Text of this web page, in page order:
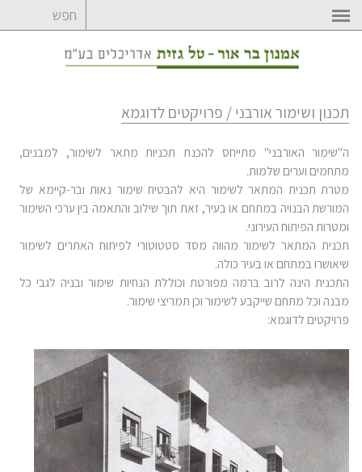
לדלג
לתוכן
תכנון ושימור אורבני / פרויקטים לדוגמא
ה"שימור האורבני" מתייחס להכנת תכניות מתאר לשימור, למבנים,
מתחמים וערים שלמות.
מטרת תכנית המתאר לשימור היא להבטיח שימור נאות ובר-קיימא של
המורשת הבנויה במתחם או בעיר, זאת תוך שילוב והתאמה בין ערכי השימור
ומטרות הפיתוח העירוני.
תכנית המתאר לשימור מהווה מסד סטטוטורי לפיתוח האתרים לשימור
שיאושרו במתחם או בעיר כולה.
התכנית הינה לרוב ברמה מפורטת וכוללת הנחיות שימור ובניה לגבי כל
מבנה וכל מתחם שייקבע לשימור וכן תמריצי שימור.
פרויקטים לדוגמא: